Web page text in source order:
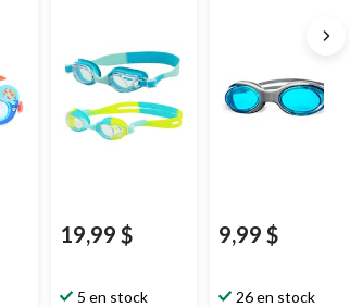
19,99 $
5 en stock
9,99 $
26 en stock